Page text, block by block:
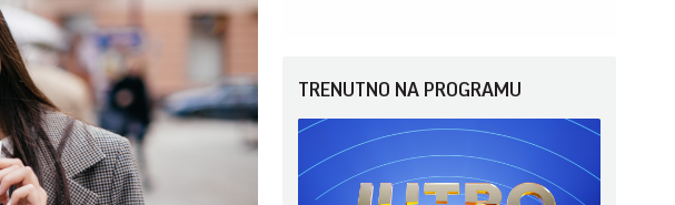
TRENUTNO NA PROGRAMU